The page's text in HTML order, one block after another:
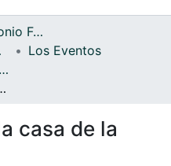
Statistics
Archivo del Patrimonio Fotográfico y Fílmico del Valle del Cauca
Los Eventos
APFFVC - Artísticos - Patrimonial
de la cultura
casa de la